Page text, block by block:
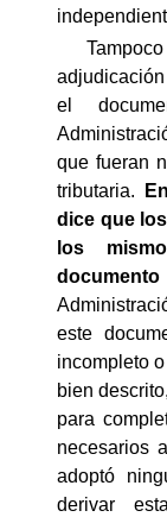
el
que fueran
tributaria.
dice que
los
este
incompleto
bien
para
necesarios
adoptó
derivar